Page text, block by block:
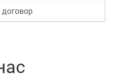
договор